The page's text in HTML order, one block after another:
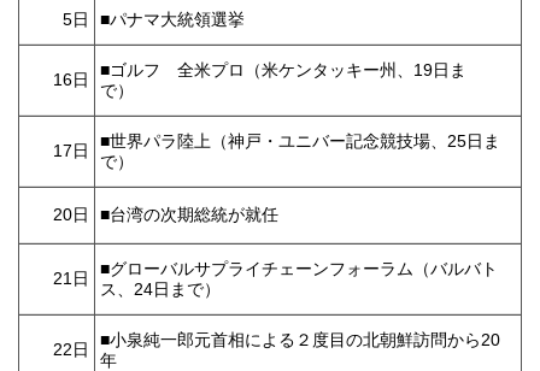
5日 ■パナマ大統領選挙
16日
■ゴルフ 全米プロ（米ケンタッキー州、19日ま
で）
17日
■世界パラ陸上（神戸・ユニバー記念競技場、25日ま
で）
20日 ■台湾の次期総統が就任
21日
■グローバルサプライチェーンフォーラム（バルバト
ス、24日まで）
22日
■小泉純一郎元首相による２度目の北朝鮮訪問から20
年